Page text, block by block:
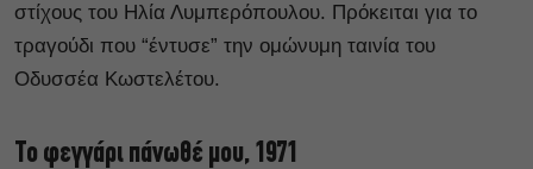
στίχους του Ηλία Λυμπερόπουλου. Πρόκειται για το
τραγούδι που “έντυσε” την ομώνυμη ταινία του
Οδυσσέα Κωστελέτου.
Το φεγγάρι πάνωθέ μου, 1971